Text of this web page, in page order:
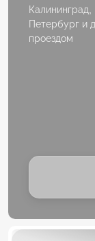
Калининград,
Петербург и
проездом